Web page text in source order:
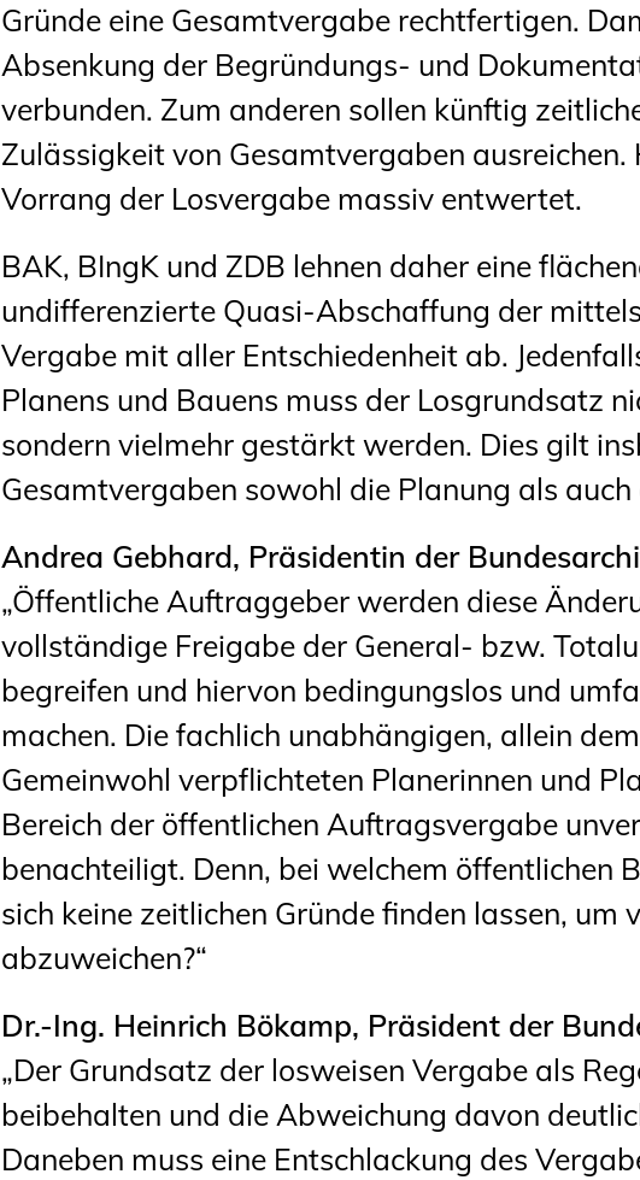
Gründe eine Gesamtvergabe rechtfertigen.
Absenkung der Begründungs- und
verbunden. Zum anderen sollen künftig
Zulässigkeit von Gesamtvergaben
Vorrang der Losvergabe massiv entwertet.
BAK, BIngK und ZDB lehnen daher eine
undifferenzierte Quasi-Abschaffung der
Vergabe mit aller Entschiedenheit ab.
Planens und Bauens muss der Losgrundsatz
sondern vielmehr gestärkt werden. Dies gilt
Gesamtvergaben sowohl die Planung als
Andrea Gebhard, Präsidentin der
„Öffentliche Auftraggeber werden diese
vollständige Freigabe der General- bzw.
begreifen und hiervon bedingungslos und
machen. Die fachlich unabhängigen, allein
Gemeinwohl verpflichteten Planerinnen und
Bereich der öffentlichen Auftragsvergabe
benachteiligt. Denn, bei welchem öffentlichen
sich keine zeitlichen Gründe finden lassen, um
abzuweichen?“
Dr.-Ing. Heinrich Bökamp, Präsident der
„Der Grundsatz der losweisen Vergabe als
beibehalten und die Abweichung davon
Daneben muss eine Entschlackung des